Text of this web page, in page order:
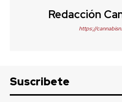
Redacción
https://
Suscribete